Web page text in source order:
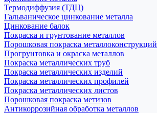
Термодиффузия (ТДЦ)
Гальваническое цинкование металла
Цинкование балок
Покраска и грунтование металлов
Порошковая покраска металлоконструкций
Прогрунтовка и окраска металлов
Покраска металлических труб
Покраска металлических изделий
Покраска металлических профилей
Покраска металлических листов
Порошковая покраска метизов
Антикоррозийная обработка металлов